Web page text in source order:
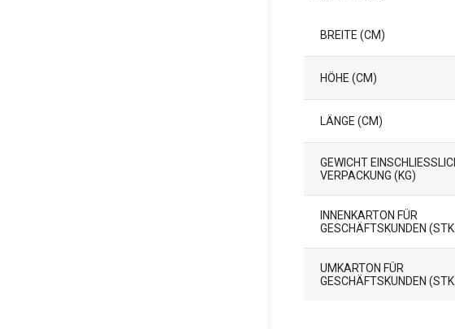
BREITE (CM)
HÖHE (CM)
LÄNGE (CM)
GEWICHT EINSCHLIESSLICH
ERPACKUNG (KG)
INNENKARTON FÜR
GESCHÄFTSKUNDEN
UMKARTON FÜR
GESCHÄFTSKUNDEN